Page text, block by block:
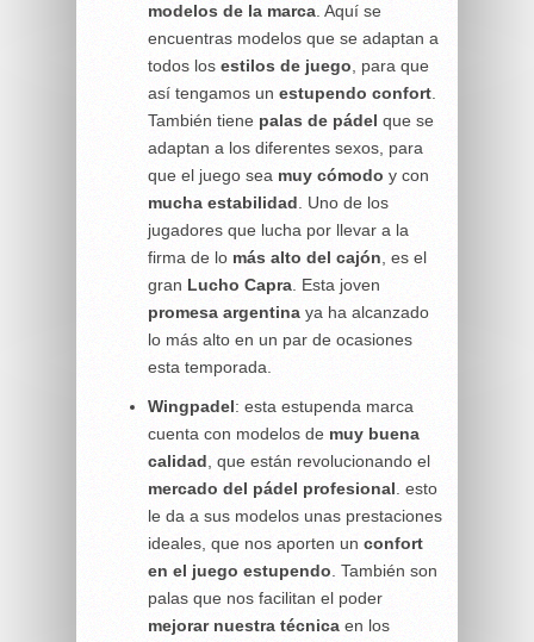
modelos de la marca . Aquí se
encuentras modelos que se adaptan a
todos los estilos de juego , para que
así tengamos un estupendo confort
También tiene palas de pádel que se
adaptan a los diferentes sexos, para
que el juego sea muy cómodo y con
mucha estabilidad . Uno de los
jugadores que lucha por llevar a la
firma de lo más alto del cajón , es el
gran Lucho Capra . Esta joven
promesa argentina ya ha alcanzado
lo más alto en un par de ocasiones
esta temporada.
Wingpadel: esta estupenda marca
cuenta con modelos de muy buena
calidad , que están revolucionando el
mercado del pádel profesional . esto
le da a sus modelos unas prestaciones
ideales, que nos aporten un confort
en el juego estupendo . También son
palas que nos facilitan el poder
mejorar nuestra técnica en los